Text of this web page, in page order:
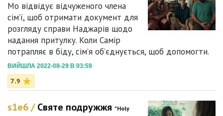
Мо відвідує відчуженого члена
сім’ї, щоб отримати документ для
розгляду справи Наджарів щодо
надання притулку. Коли Самір
потрапляє в біду, сім’я об’єднується, щоб допомогти.
ВИЙШЛА 2022-08-29 В 03:59
7.9
s1e6 /Святе подружжя "Holy